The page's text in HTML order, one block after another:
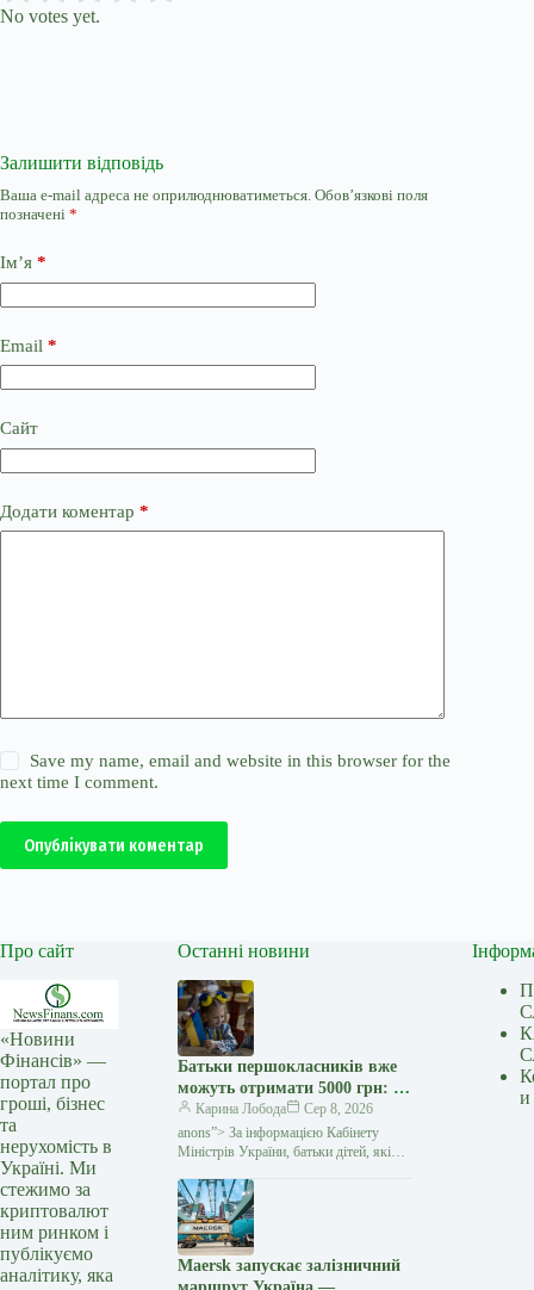
No votes yet.
Залишити відповідь
Ваша e-mail адреса не оприлюднюватиметься. Обов’язкові поля
позначені *
Ім’я *
Email *
Сайт
Додати коментар *
Save my name, email and website in this browser for the
next time I comment.
Опублікувати коментар
Про сайт
«Новини
Фінансів» —
портал про
гроші, бізнес
та
нерухомість в
Україні. Ми
стежимо за
криптовалют
ним ринком і
публікуємо
аналітику, яка
Останні новини
Батьки першокласників вже
можуть отримати 5000 грн: як
оформити «Пакунок
школяра» — Мінфін
Карина Лобода
Сер 8, 2026
anons”> За інформацією Кабінету
Міністрів України, батьки дітей, які
до першого класу, вже можуть подати
заяву на отримання
Maersk запускає залізничний
и